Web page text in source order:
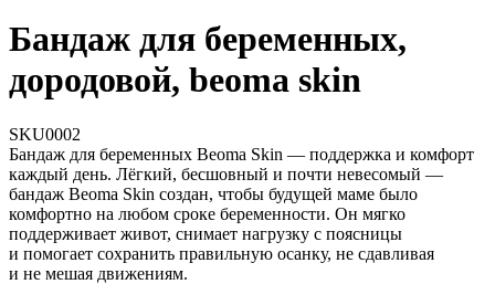
Бандаж для беременных,
дородовой, beoma skin
SKU0002
Бандаж для беременных Beoma Skin — поддержка и комфорт
каждый день. Лёгкий, бесшовный и почти невесомый —
бандаж Beoma Skin создан, чтобы будущей маме было
комфортно на любом сроке беременности. Он мягко
поддерживает живот, снимает нагрузку с поясницы
и помогает сохранить правильную осанку, не сдавливая
и не мешая движениям.